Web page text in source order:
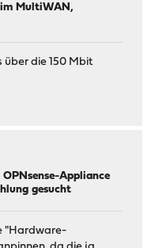
im MultiWAN,
über die 150 Mbit
Appliance
gesucht
"Hardware-